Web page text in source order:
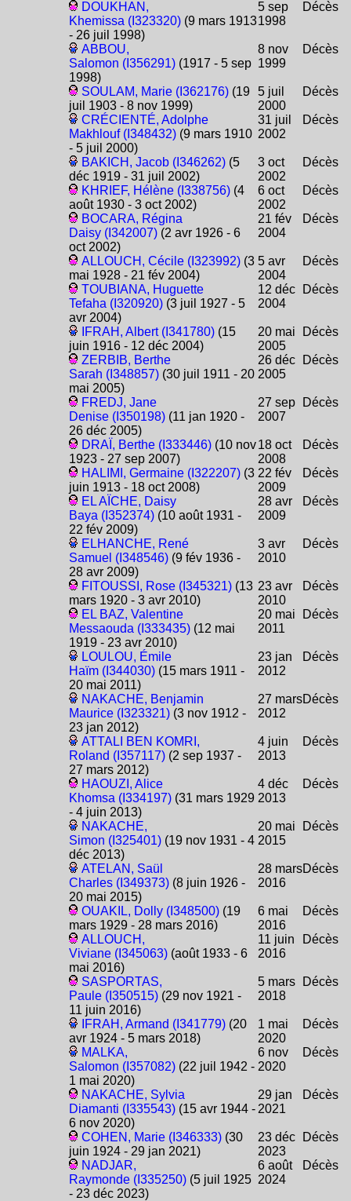
DOUKHAN,
Khemissa (I323320) (9 mars 1913
- 26 juil 1998)
5 sep
1998
Décès
ABBOU,
Salomon (I356291) (1917 - 5 sep
1998)
8 nov
1999
Décès
SOULAM, Marie (I362176) (19
juil 1903 - 8 nov 1999)
5 juil
2000
Décès
CRÉCIENTÉ, Adolphe
Makhlouf (I348432) (9 mars 1910
- 5 juil 2000)
31 juil
2002
Décès
BAKICH, Jacob (I346262) (5
déc 1919 - 31 juil 2002)
3 oct
2002
Décès
KHRIEF, Hélène (I338756) (4
août 1930 - 3 oct 2002)
6 oct
2002
Décès
BOCARA, Régina
Daisy (I342007) (2 avr 1926 - 6
oct 2002)
21 fév
2004
Décès
ALLOUCH, Cécile (I323992) (3
mai 1928 - 21 fév 2004)
5 avr
2004
Décès
TOUBIANA, Huguette
Tefaha (I320920) (3 juil 1927 - 5
avr 2004)
12 déc
2004
Décès
IFRAH, Albert (I341780) (15
juin 1916 - 12 déc 2004)
20 mai
2005
Décès
ZERBIB, Berthe
Sarah (I348857) (30 juil 1911 - 20
mai 2005)
26 déc
2005
Décès
FREDJ, Jane
Denise (I350198) (11 jan 1920 -
26 déc 2005)
27 sep
2007
Décès
DRAÏ, Berthe (I333446) (10 nov
1923 - 27 sep 2007)
18 oct
2008
Décès
HALIMI, Germaine (I322207) (3
juin 1913 - 18 oct 2008)
22 fév
2009
Décès
EL AÏCHE, Daisy
Baya (I352374) (10 août 1931 -
22 fév 2009)
28 avr
2009
Décès
ELHANCHE, René
Samuel (I348546) (9 fév 1936 -
28 avr 2009)
3 avr
2010
Décès
FITOUSSI, Rose (I345321) (13
mars 1920 - 3 avr 2010)
23 avr
2010
Décès
EL BAZ, Valentine
Messaouda (I333435) (12 mai
1919 - 23 avr 2010)
20 mai
2011
Décès
LOULOU, Émile
Haïm (I344030) (15 mars 1911 -
20 mai 2011)
23 jan
2012
Décès
NAKACHE, Benjamin
Maurice (I323321) (3 nov 1912 -
23 jan 2012)
27 mars
2012
Décès
ATTALI BEN KOMRI,
Roland (I357117) (2 sep 1937 -
27 mars 2012)
4 juin
2013
Décès
HAOUZI, Alice
Khomsa (I334197) (31 mars 1929
- 4 juin 2013)
4 déc
2013
Décès
NAKACHE,
Simon (I325401) (19 nov 1931 - 4
déc 2013)
20 mai
2015
Décès
ATELAN, Saül
Charles (I349373) (8 juin 1926 -
20 mai 2015)
28 mars
2016
Décès
OUAKIL, Dolly (I348500) (19
mars 1929 - 28 mars 2016)
6 mai
2016
Décès
ALLOUCH,
Viviane (I345063) (août 1933 - 6
mai 2016)
11 juin
2016
Décès
SASPORTAS,
Paule (I350515) (29 nov 1921 -
11 juin 2016)
5 mars
2018
Décès
IFRAH, Armand (I341779) (20
avr 1924 - 5 mars 2018)
1 mai
2020
Décès
MALKA,
Salomon (I357082) (22 juil 1942 -
1 mai 2020)
6 nov
2020
Décès
NAKACHE, Sylvia
Diamanti (I335543) (15 avr 1944 -
6 nov 2020)
29 jan
2021
Décès
COHEN, Marie (I346333) (30
juin 1924 - 29 jan 2021)
23 déc
2023
Décès
NADJAR,
Raymonde (I335250) (5 juil 1925
- 23 déc 2023)
6 août
2024
Décès